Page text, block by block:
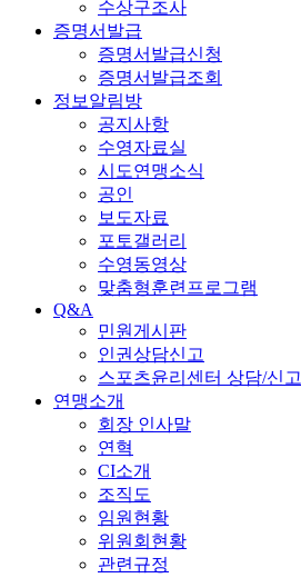
수상구조사
증명서발급
증명서발급신청
증명서발급조회
정보알림방
공지사항
수영자료실
시도연맹소식
공인
보도자료
포토갤러리
수영동영상
맞춤형훈련프로그램
Q&A
민원게시판
인권상담신고
스포츠윤리센터 상담/신고
연맹소개
회장 인사말
연혁
CI소개
조직도
임원현황
위원회현황
관련규정